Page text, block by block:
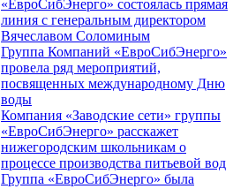
«ЕвроСибЭнерго» состоялась прямая
линия с генеральным директором
Вячеславом Соломиным
Группа Компаний «ЕвроСибЭнерго»
провела ряд мероприятий,
посвященных международному Дню
воды
Компания «Заводские сети» группы
«ЕвроСибЭнерго» расскажет
нижегородским школьникам о
процессе производства питьевой вод
Группа «ЕвроСибЭнерго» была